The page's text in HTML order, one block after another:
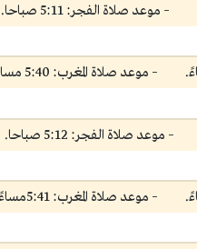
– موعد صلاة الفجر: 5:11 صباحا.
– موعد صلاة المغرب: 5:40 مساءً.
– موعد صلاة الفجر: 5:12 صباحا.
– موعد صلاة المغرب: 5:41مساءً.